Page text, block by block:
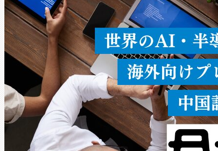
うにします。遠距離まで届く
密度なスキャ […]